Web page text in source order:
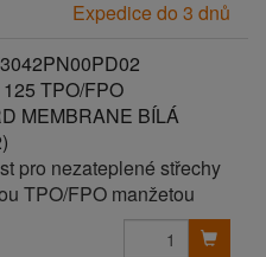
Expedice do 3 dnů
TPO/FPO
MEMBRANE BÍLÁ
pro nezateplené střechy
TPO/FPO manžetou